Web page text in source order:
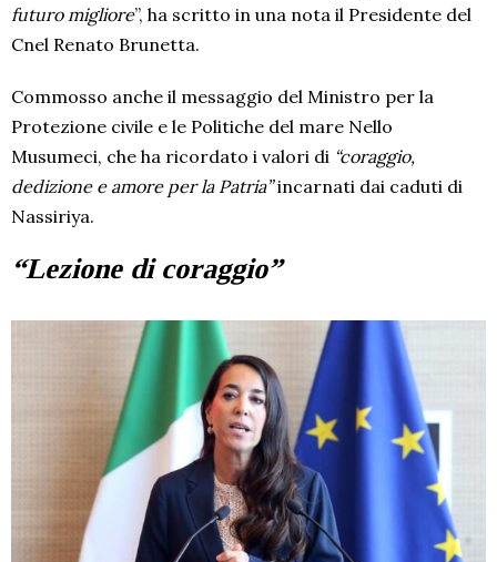
futuro migliore”, ha scritto in una nota il Presidente del
Cnel Renato Brunetta.
Commosso anche il messaggio del Ministro per la
Protezione civile e le Politiche del mare Nello
Musumeci, che ha ricordato i valori di “coraggio,
dedizione e amore per la Patria”incarnati dai caduti di
Nassiriya.
“Lezione di coraggio”